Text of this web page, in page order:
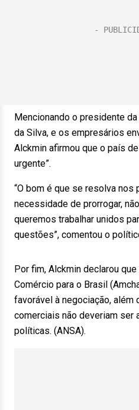
Mencionando o presidente
da Silva, e os empresários
Alckmin afirmou que o país
urgente”.
“O bom é que se resolva nos
necessidade de prorrogar,
queremos trabalhar unidos
questões”, comentou o
Por fim, Alckmin declarou
Comércio para o Brasil
favorável à negociação,
comerciais não deveriam ser
políticas. (ANSA).